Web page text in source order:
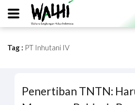
Tag : PT Inhutani IV
Penertiban TNTN: